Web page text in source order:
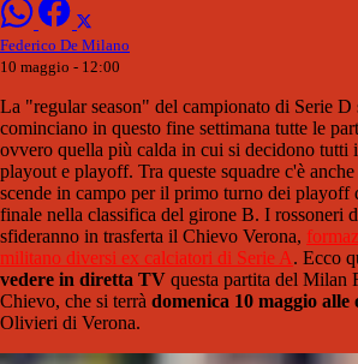
Federico De Milano
10 maggio - 12:00
La "regular season" del campionato di Serie D
cominciano in questo fine settimana tutte le
ovvero quella più calda in cui si decidono tutti
playout e playoff. Tra queste squadre c'è
scende in campo per il primo turno dei playoff
finale nella classifica del girone B. I rossoneri
sfideranno in trasferta il Chievo Verona,
militano diversi ex calciatori di Serie A. Ecco
vedere in diretta TV questa partita del Milan
Chievo, che si terrà domenica 10 maggio alle
Olivieri di Verona.